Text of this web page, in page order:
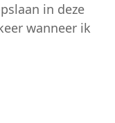
in deze
wanneer ik